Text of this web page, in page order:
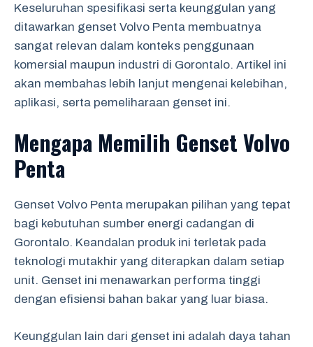
Keseluruhan spesifikasi serta keunggulan yang
ditawarkan genset Volvo Penta membuatnya
sangat relevan dalam konteks penggunaan
komersial maupun industri di Gorontalo. Artikel ini
akan membahas lebih lanjut mengenai kelebihan,
aplikasi, serta pemeliharaan genset ini.
Mengapa Memilih Genset Volvo
Penta
Genset Volvo Penta merupakan pilihan yang tepat
bagi kebutuhan sumber energi cadangan di
Gorontalo. Keandalan produk ini terletak pada
teknologi mutakhir yang diterapkan dalam setiap
unit. Genset ini menawarkan performa tinggi
dengan efisiensi bahan bakar yang luar biasa.
Keunggulan lain dari genset ini adalah daya tahan